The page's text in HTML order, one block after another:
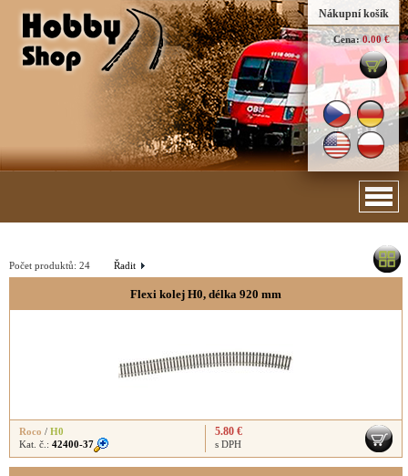
Nákupní košík
Cena: 0.00 €
Řadit
Počet produktů: 24
Flexi kolej H0, délka 920 mm
Roco / H0
Kat. č.: 42400-37
5.80 €
s DPH